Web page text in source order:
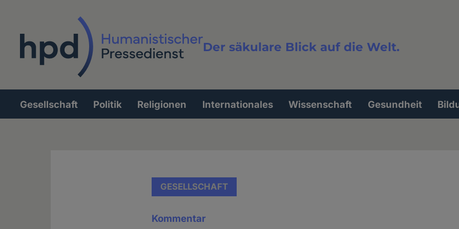
Der säkulare Blick auf die Welt.
Volltextsuche
Hauptnavigation
Gesellschaft Politik Religionen Internationales Wissenschaft Gesundheit
GESELLSCHAFT
Kommentar